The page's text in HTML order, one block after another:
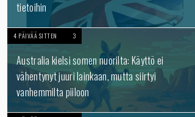
tietoihin
4 PÄIVÄÄ SITTEN 3
Australia kielsi somen nuorilta: Käyttö ei
vähentynyt juuri lainkaan, mutta siirtyi
vanhemmilta piiloon